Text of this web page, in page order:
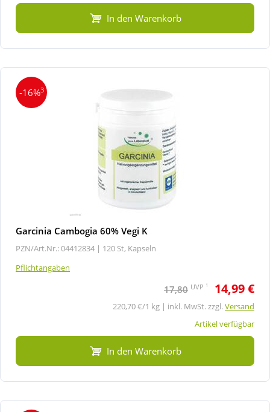
In den Warenkorb
-16%3
Garcinia Cambogia 60% Vegi K
PZN/Art.Nr.: 04412834 | 120 St, Kapseln
Pflichtangaben
17,80 UVP 1 14,99 €
220,70 €/1 kg | inkl. MwSt. zzgl.Versand
Artikel verfügbar
In den Warenkorb